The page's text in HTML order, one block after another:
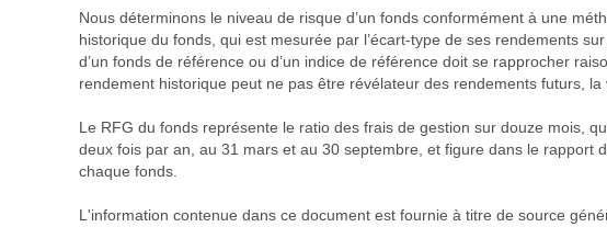
Nous déterminons le niveau de risque d’un fonds conformément à une
historique du fonds, qui est mesurée par l’écart-type de ses rendements
d’un fonds de référence ou d’un indice de référence doit se rapprocher
rendement historique peut ne pas être révélateur des rendements futurs,
Le RFG du fonds représente le ratio des frais de gestion sur douze mois,
deux fois par an, au 31 mars et au 30 septembre, et figure dans le rapport
chaque fonds.
L'information contenue dans ce document est fournie à titre de source